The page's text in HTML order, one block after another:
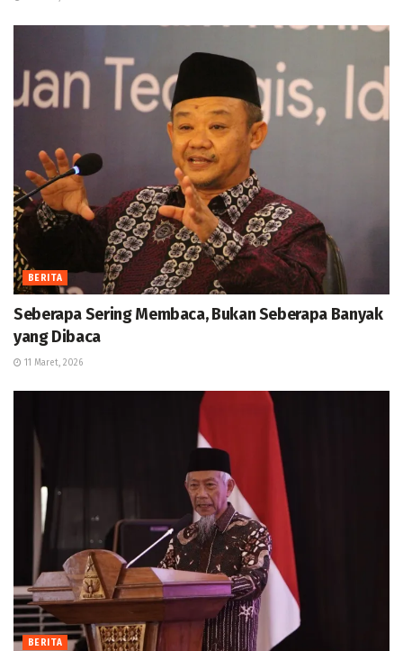
BERITA
Seberapa Sering Membaca, Bukan Seberapa Banyak
yang Dibaca
11 Maret, 2026
BERITA